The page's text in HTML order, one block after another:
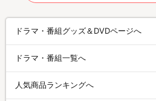
ドラマ・番組グッズ＆DVDページへ
ドラマ・番組一覧へ
人気商品ランキングへ